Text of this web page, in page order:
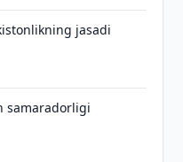
jasadi
samaradorligi